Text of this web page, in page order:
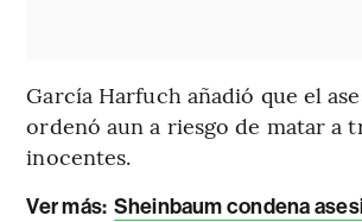
García Harfuch añadió que el
ordenó aun a riesgo de matar a
inocentes.
Ver más: Sheinbaum condena